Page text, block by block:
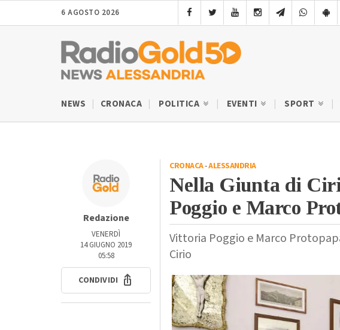
6 AGOSTO 2026
NEWS CRONACA POLITICA EVENTI SPORT
Redazione
VENERDÌ
14 GIUGNO 2019
05:58
CONDIVIDI
CRONACA-ALESSANDRIA
Nella Giunta di
Poggio e Marco
Vittoria Poggio e Marco
Cirio